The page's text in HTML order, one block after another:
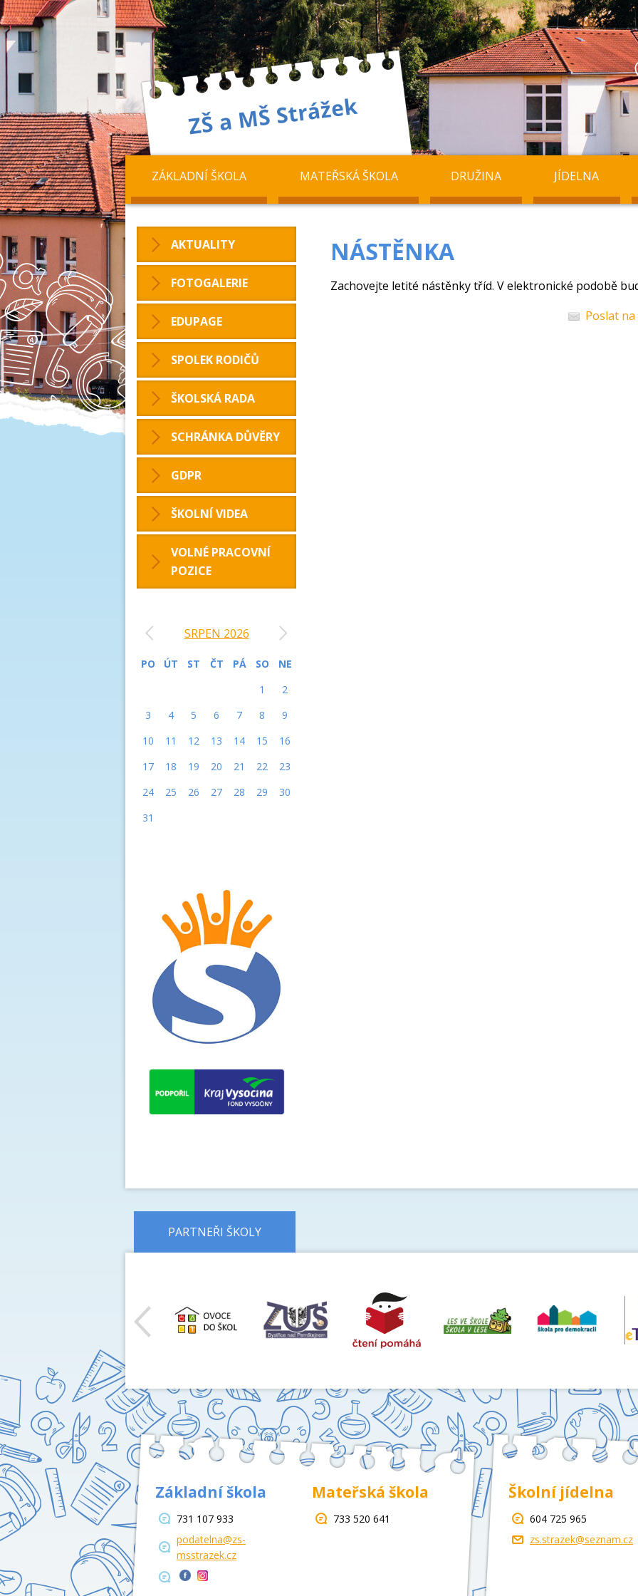
ZÁKLADNÍ ŠKOLA MATEŘSKÁ ŠKOLA DRUŽINA JÍDELNA
NÁSTĚNKA
Zachovejte letité nástěnky tříd. V elektronické podobě
Poslat
AKTUALITY
FOTOGALERIE
EDUPAGE
SPOLEK RODIČŮ
ŠKOLSKÁ RADA
SCHRÁNKA DŮVĚRY
GDPR
ŠKOLNÍ VIDEA
VOLNÉ PRACOVNÍ
POZICE
SRPEN 2026
PO ÚT ST ČT PÁ SO
NE
1
2
3
4 5 6 7 8
9
10
11 12 13 14 15
16
17
18 19 20 21 22
23
24
25 26 27 28 29
30
31
PARTNEŘI ŠKOLY
Základní škola
731 107 933
podatelna@zs-
msstrazek.cz
Mateřská škola
733 520 641
Školní jídelna
604 725 965
zs.strazek@seznam.cz